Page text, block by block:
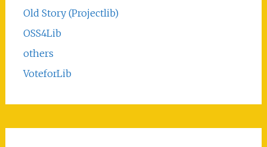
Old Story (Projectlib)
OSS4Lib
others
VoteforLib